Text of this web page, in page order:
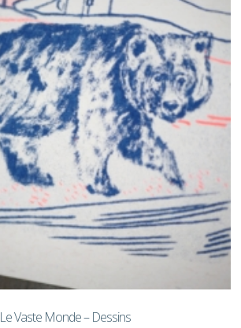
Le Vaste Monde – Dessins